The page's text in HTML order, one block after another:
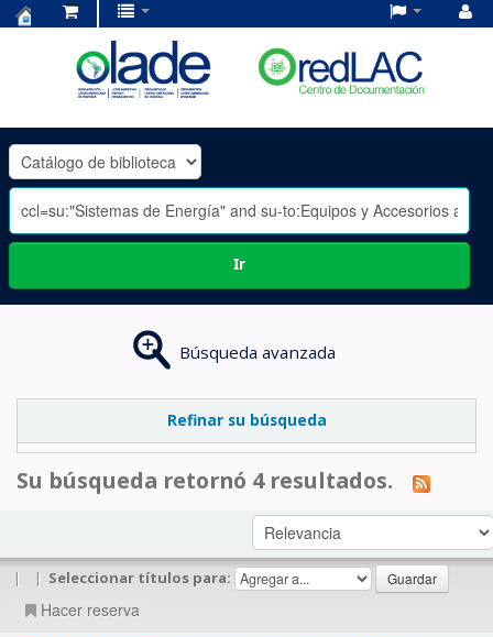
OLADE
-
Ir
Búsqueda avanzada
Refinar su búsqueda
Su búsqueda retornó 4 resultados.
| | Seleccionar títulos para:
Hacer reserva